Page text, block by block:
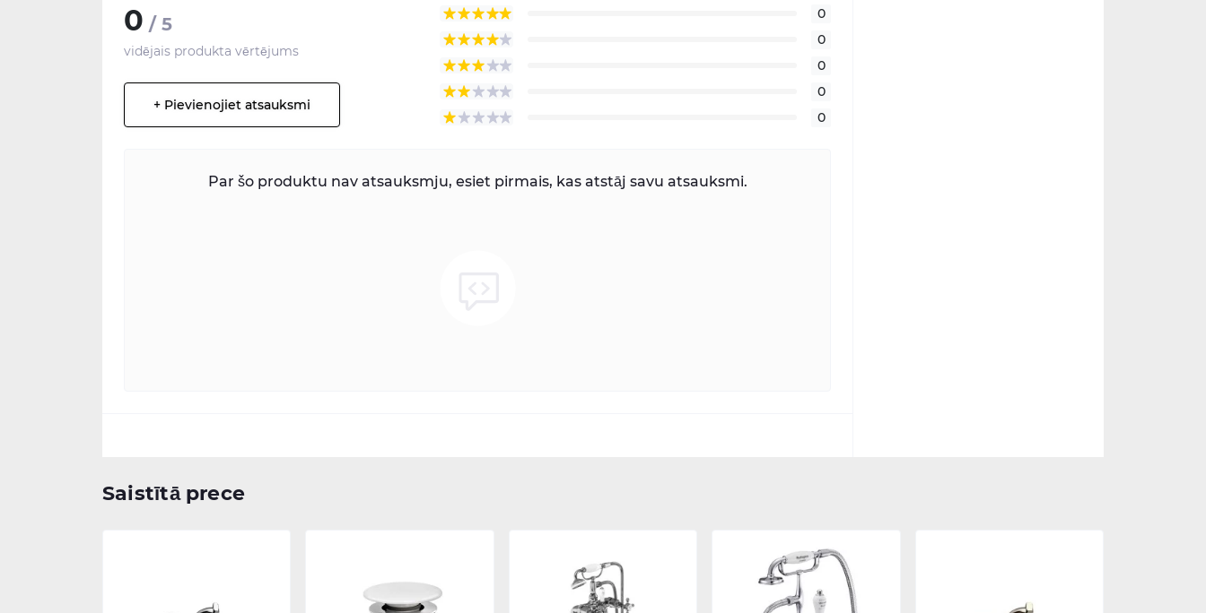
0 / 5
vidējais produkta vērtējums
+ Pievienojiet atsauksmi
0
0
0
0
0
Par šo produktu nav atsauksmju, esiet pirmais, kas atstāj savu atsauksmi.
Saistītā prece